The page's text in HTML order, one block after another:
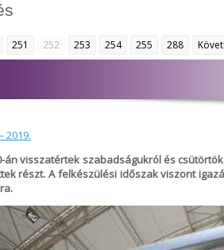
251 252 253 254 255 288
2019.
án visszatértek szabadságukról és
részt. A felkészülési időszak viszont